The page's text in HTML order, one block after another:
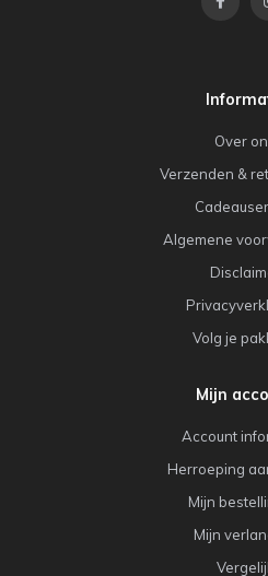
Over
Verzenden &
Algemene
Volg je
Mijn
Account
Herroeping
Mijn
Mijn